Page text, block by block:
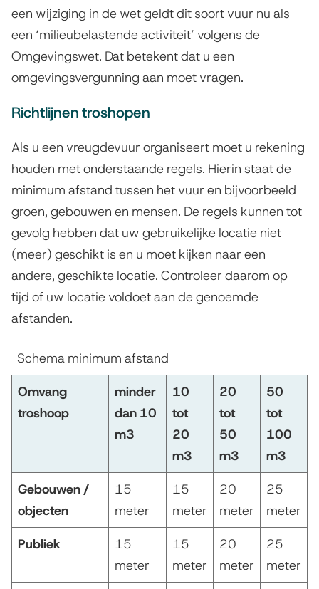
t
e
r
een wijziging in de wet geldt dit soort vuur nu als
een ‘milieubelastende activiteit’ volgens de
Omgevingswet. Dat betekent dat u een
omgevingsvergunning aan moet vragen.
Richtlijnen troshopen
Als u een vreugdevuur organiseert moet u rekening
houden met onderstaande regels. Hierin staat de
minimum afstand tussen het vuur en bijvoorbeeld
groen, gebouwen en mensen. De regels kunnen tot
gevolg hebben dat uw gebruikelijke locatie niet
(meer) geschikt is en u moet kijken naar een
andere, geschikte locatie. Controleer daarom op
tijd of uw locatie voldoet aan de genoemde
afstanden.
Schema minimum afstand
Omvang
troshoop
minder
dan 10
m3
10
tot
20
m3
20
tot
50
m3
50
tot
100
m3
Gebouwen /
objecten
15
meter
15
meter
20
meter
25
meter
Publiek
15
meter
15
meter
20
meter
25
meter